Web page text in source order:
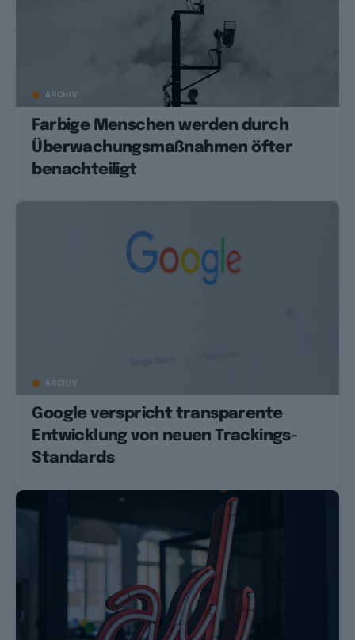
ARCHIV
Farbige Menschen werden durch
Überwachungsmaßnahmen öfter
benachteiligt
ARCHIV
Google verspricht transparente
Entwicklung von neuen Trackings-
Standards